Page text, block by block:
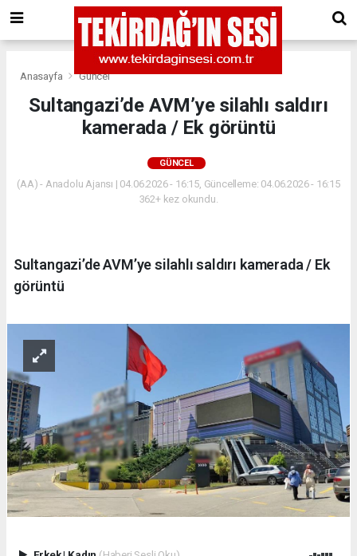
Anasayfa Güncel
Sultangazi’de AVM’ye silahlı saldırı
kamerada / Ek görüntü
GÜNCEL
(AA) - Anadolu Ajansı | 04.06.2026 - 16:15, Güncelleme: 04.06.2026 - 16:15
362+ kez okundu.
Sultangazi’de AVM’ye silahlı saldırı kamerada / Ek
görüntü